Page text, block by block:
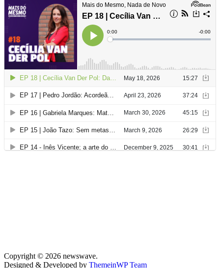
Copyright © 2026 newswave.
Designed & Developed by ThemeinWP Team